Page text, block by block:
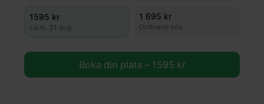
1595 kr
t.o.m. 31 aug.
1 695 kr
Ordinarie pris
Boka din plats – 1595 kr